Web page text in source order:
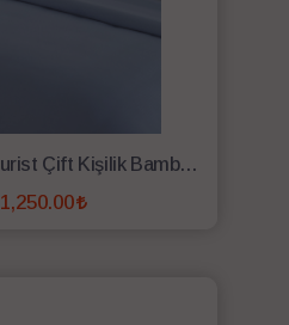
Özdilek Colourist Çift Kişilik Bambu Pike İndigo
1,250.00